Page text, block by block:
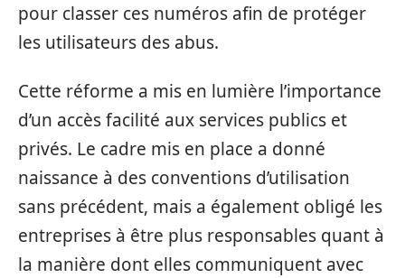
pour classer ces numéros afin de protéger
les utilisateurs des abus.
Cette réforme a mis en lumière l’importance
d’un accès facilité aux services publics et
privés. Le cadre mis en place a donné
naissance à des conventions d’utilisation
sans précédent, mais a également obligé les
entreprises à être plus responsables quant à
la manière dont elles communiquent avec